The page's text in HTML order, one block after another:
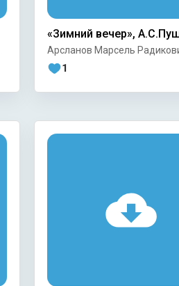
«Зимний вечер»,
Арсланов Марсель
1